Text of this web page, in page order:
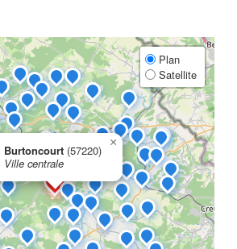
Burtoncourt (57220)
Ville centrale
×
Plan
Satellite